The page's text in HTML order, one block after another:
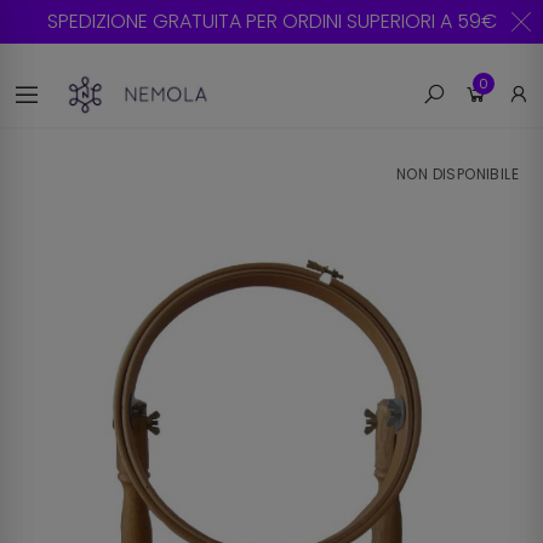
SPEDIZIONE GRATUITA PER ORDINI SUPERIORI A 59€
0
NON DISPONIBILE